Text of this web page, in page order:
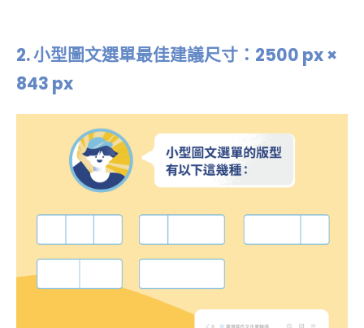
2.小型圖文選單最佳建議尺寸：2500 px ×
843 px